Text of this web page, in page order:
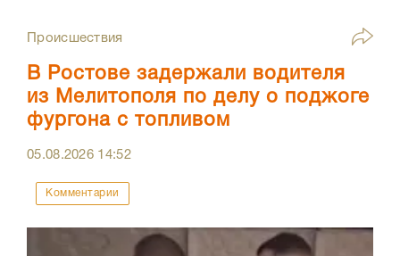
Происшествия
В Ростове задержали водителя
из Мелитополя по делу о поджоге
фургона с топливом
05.08.2026 14:52
Комментарии